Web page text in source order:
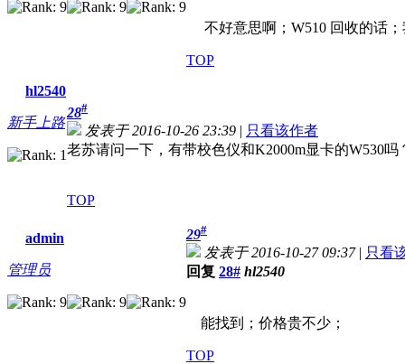
不好意思啊；W510 回收的话；
TOP
hl2540
新手上路
28#
发表于 2016-10-26 23:39 | 只看该作者
老苏请问一下，有带校色仪和K2000m显卡的W530吗
TOP
admin
管理员
29#
发表于 2016-10-27 09:37| 只看
回复 28# hl2540
能找到；价格贵不少；
TOP